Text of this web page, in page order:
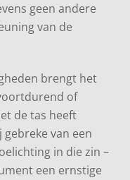
geen andere
van de
brengt het
of
de tas heeft
van een
in die zin –
een ernstige